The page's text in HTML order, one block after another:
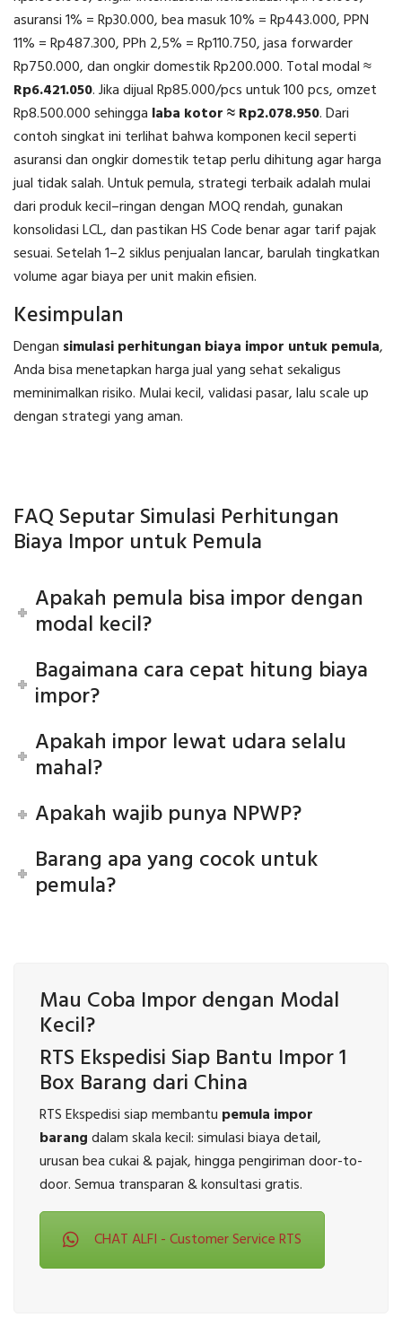
asuransi 1% = Rp30.000, bea masuk 10% = Rp443.000, PPN
11% = Rp487.300, PPh 2,5% = Rp110.750, jasa forwarder
Rp750.000, dan ongkir domestik Rp200.000. Total modal ≈
Rp6.421.050. Jika dijual Rp85.000/pcs untuk 100 pcs, omzet
Rp8.500.000 sehingga laba kotor ≈ Rp2.078.950. Dari
contoh singkat ini terlihat bahwa komponen kecil seperti
asuransi dan ongkir domestik tetap perlu dihitung agar harga
jual tidak salah. Untuk pemula, strategi terbaik adalah mulai
dari produk kecil–ringan dengan MOQ rendah, gunakan
konsolidasi LCL, dan pastikan HS Code benar agar tarif pajak
sesuai. Setelah 1–2 siklus penjualan lancar, barulah tingkatkan
volume agar biaya per unit makin efisien.
Kesimpulan
Dengan simulasi perhitungan biaya impor untuk pemula,
Anda bisa menetapkan harga jual yang sehat sekaligus
meminimalkan risiko. Mulai kecil, validasi pasar, lalu scale up
dengan strategi yang aman.
FAQ Seputar Simulasi Perhitungan
Biaya Impor untuk Pemula
Apakah pemula bisa impor dengan
modal kecil?
Bagaimana cara cepat hitung biaya
impor?
Apakah impor lewat udara selalu
mahal?
Apakah wajib punya NPWP?
Barang apa yang cocok untuk
pemula?
Mau Coba Impor dengan Modal
Kecil?
RTS Ekspedisi Siap Bantu Impor 1
Box Barang dari China
RTS Ekspedisi siap membantu pemula impor
barangdalam skala kecil: simulasi biaya detail,
urusan bea cukai & pajak, hingga pengiriman door-to-
door. Semua transparan & konsultasi gratis.
CHAT ALFI - Customer Service RTS